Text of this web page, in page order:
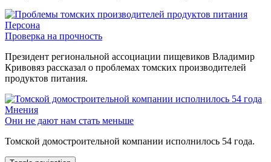
Персона
Проверка на прочность
Президент региональной ассоциации пищевиков Владимир
Кривовяз рассказал о проблемах томских производителей
продуктов питания.
Мнения
Они не дают нам стать меньше
Томской домостроительной компании исполнилось 54 года.